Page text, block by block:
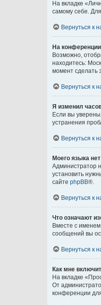
На вкладке
самому себе.
Вернуться к
На
Возможно,
находитесь:
момент сделать
Вернуться к
Я изменил
Если вы
устранения
Вернуться к
Моего языка
Администратор
установить
сайте phpBB®.
Вернуться к
Что означают
Вместе с
сообщений вы
Вернуться к
Как мне
На вкладке
От
конференции